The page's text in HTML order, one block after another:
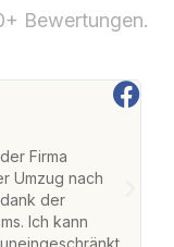
Bewertungen.
Firma
Umzug nach
der
Ich kann